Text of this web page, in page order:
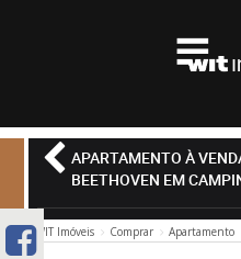
APARTAMENTO À
BEETHOVEN EM
WIT Imóveis Comprar Apartamento